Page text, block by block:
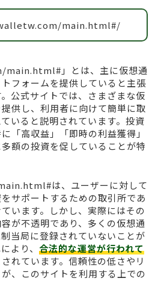
main.html#/
main.html#」とは、主に仮想通
フォームを提供していると主張
公式サイトでは、さまざまな仮
供し、利用者に向けて簡単に取
いると説明されています。投資
「高収益」「即時の利益獲得」
額の投資を促していることが特
は、ユーザーに対して
サポートするための取引所であ
います。しかし、実際にはその
が不透明であり、多くの仮想通
当局に登録されていないことが
より、 合法的な運営が行われて
れています。信頼性の低さやリ
、このサイトを利用する上での